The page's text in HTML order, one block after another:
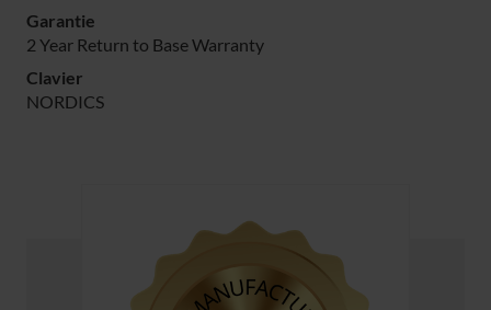
Garantie
2 Year Return to Base Warranty
Clavier
NORDICS